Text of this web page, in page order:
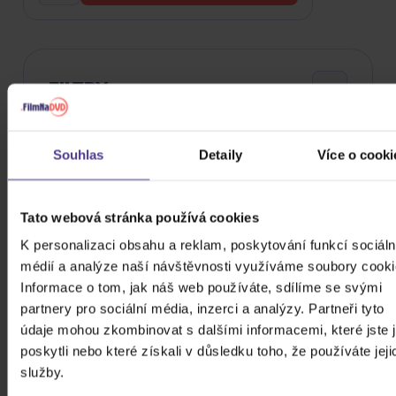
Souhlas Detaily Více o
Tato webová stránka používá cookies
K personalizaci obsahu a reklam, poskytování funkcí
médií a analýze naší návštěvnosti využíváme soubory
Informace o tom, jak náš web používáte, sdílíme se svými
partnery pro sociální média, inzerci a analýzy. Partneři tyto
údaje mohou zkombinovat s dalšími informacemi, které jste
poskytli nebo které získali v důsledku toho, že používáte
služby.
FILTRY
Cena
24 Kč 99980 Kč
Žánr
Značka/Výrobce
Rok vydání